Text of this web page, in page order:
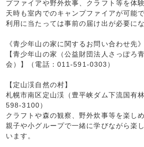
プファイアや野外炊事、クラフト等を体
天時も室内でのキャンプファイアが可能で
利用に当たっては事前の届け出が必要にな
《青少年山の家に関するお問い合わせ先》
【青少年山の家（公益財団法人さっぽろ
会）】（電話：011-591-0303）
【定山渓自然の村】
札幌市南区定山渓（豊平峡ダム下流国有
598-3100）
クラフトや森の観察、野外炊事等を楽し
親子や小グループで一緒に学びながら楽
います。